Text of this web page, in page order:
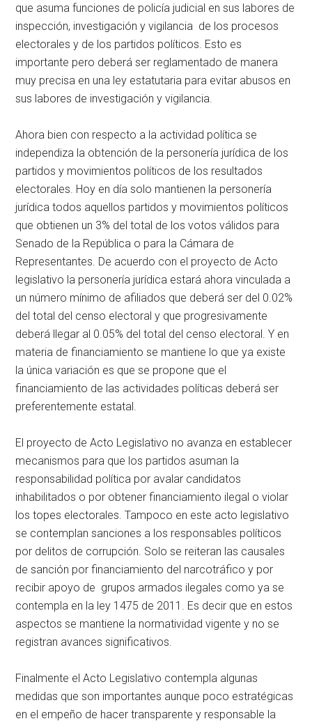
que asuma funciones de policía judicial en sus labores de
inspección, investigación y vigilancia de los procesos
electorales y de los partidos políticos. Esto es
importante pero deberá ser reglamentado de manera
muy precisa en una ley estatutaria para evitar abusos en
sus labores de investigación y vigilancia.
Ahora bien con respecto a la actividad política se
independiza la obtención de la personería jurídica de los
partidos y movimientos políticos de los resultados
electorales. Hoy en día solo mantienen la personería
jurídica todos aquellos partidos y movimientos políticos
que obtienen un 3% del total de los votos válidos para
Senado de la República o para la Cámara de
Representantes. De acuerdo con el proyecto de Acto
legislativo la personería jurídica estará ahora vinculada a
un número mínimo de afiliados que deberá ser del 0.02%
del total del censo electoral y que progresivamente
deberá llegar al 0.05% del total del censo electoral. Y en
materia de financiamiento se mantiene lo que ya existe
la única variación es que se propone que el
financiamiento de las actividades políticas deberá ser
preferentemente estatal.
El proyecto de Acto Legislativo no avanza en establecer
mecanismos para que los partidos asuman la
responsabilidad política por avalar candidatos
inhabilitados o por obtener financiamiento ilegal o violar
los topes electorales. Tampoco en este acto legislativo
se contemplan sanciones a los responsables políticos
por delitos de corrupción. Solo se reiteran las causales
de sanción por financiamiento del narcotráfico y por
recibir apoyo de grupos armados ilegales como ya se
contempla en la ley 1475 de 2011. Es decir que en estos
aspectos se mantiene la normatividad vigente y no se
registran avances significativos.
Finalmente el Acto Legislativo contempla algunas
medidas que son importantes aunque poco estratégicas
en el empeño de hacer transparente y responsable la